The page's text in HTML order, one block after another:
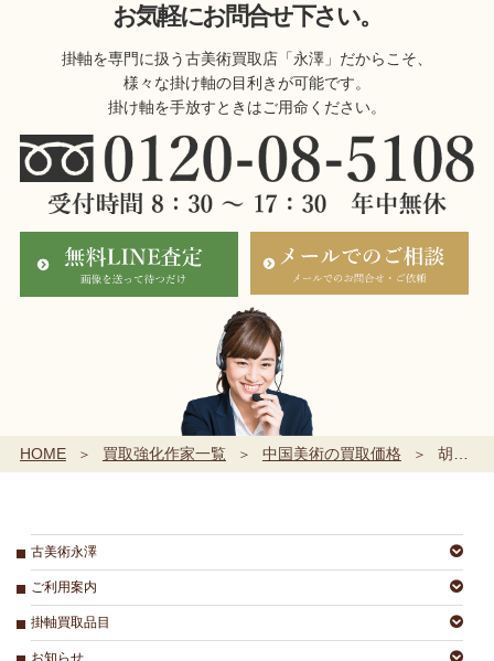
お気軽にお問合せ下さい。
掛軸を専門に扱う古美術買取店「永澤」だからこそ、
様々な掛け軸の目利きが可能です。
掛け軸を手放すときはご用命ください。
HOME 買取強化作家一覧 中国美術の買取価格 胡林翼
古美術永澤
ご利用案内
掛軸買取品目
お知らせ